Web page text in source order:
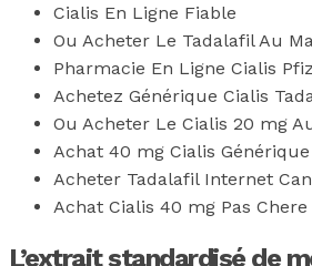
Cialis En Ligne Fiable
Ou Acheter Le Tadalafil Au
Pharmacie En Ligne Cialis
Achetez Générique Cialis
Ou Acheter Le Cialis 20 mg
Achat 40 mg Cialis Générique
Acheter Tadalafil Internet
Achat Cialis 40 mg Pas Chere
L’extrait standardisé de